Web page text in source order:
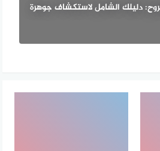
دليلك الشامل لاستكشاف جوهرة